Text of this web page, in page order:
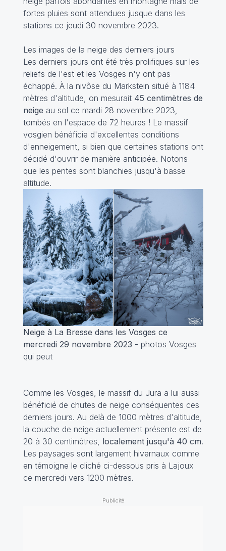
fortes pluies sont attendues jusque dans les
stations ce jeudi 30 novembre 2023.
Les images de la neige des derniers jours
Les derniers jours ont été très prolifiques sur les
reliefs de l'est et les Vosges n'y ont pas
échappé. À la nivôse du Markstein situé à 1184
mètres d'altitude, on mesurait 45 centimètres de
neige au sol ce mardi 28 novembre 2023,
tombés en l'espace de 72 heures ! Le massif
vosgien bénéficie d'excellentes conditions
d'enneigement, si bien que certaines stations ont
décidé d'ouvrir de manière anticipée. Notons
que les pentes sont blanchies jusqu'à basse
altitude.
Neige à La Bresse dans les Vosges ce
mercredi 29 novembre 2023 - photos Vosges
qui peut
Comme les Vosges, le massif du Jura a lui aussi
bénéficié de chutes de neige conséquentes ces
derniers jours. Au delà de 1000 mètres d'altitude,
la couche de neige actuellement présente est de
20 à 30 centimètres, localement jusqu'à 40 cm.
Les paysages sont largement hivernaux comme
en témoigne le cliché ci-dessous pris à Lajoux
ce mercredi vers 1200 mètres.